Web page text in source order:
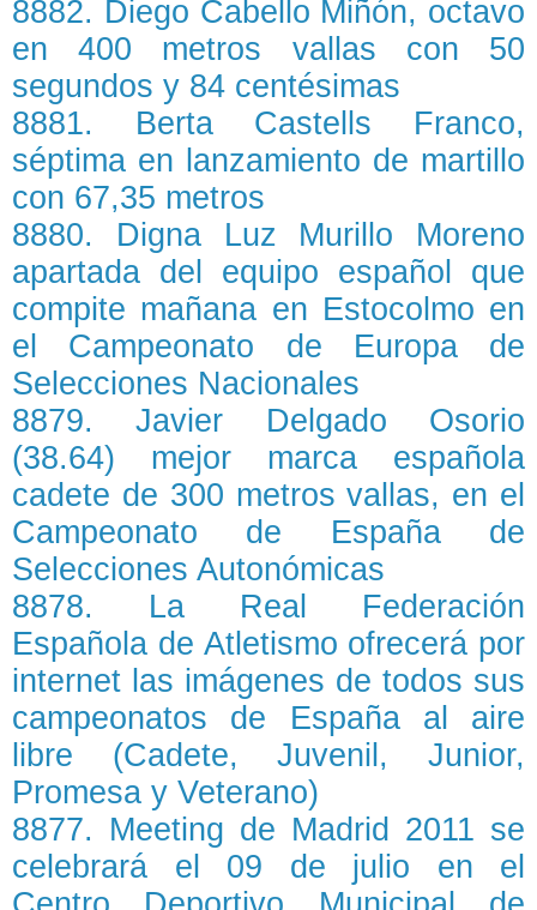
8882. Diego Cabello Miñón, octavo
en 400 metros vallas con 50
segundos y 84 centésimas
8881. Berta Castells Franco,
séptima en lanzamiento de martillo
con 67,35 metros
8880. Digna Luz Murillo Moreno
apartada del equipo español que
compite mañana en Estocolmo en
el Campeonato de Europa de
Selecciones Nacionales
8879. Javier Delgado Osorio
(38.64) mejor marca española
cadete de 300 metros vallas, en el
Campeonato de España de
Selecciones Autonómicas
8878. La Real Federación
Española de Atletismo ofrecerá por
internet las imágenes de todos sus
campeonatos de España al aire
libre (Cadete, Juvenil, Junior,
Promesa y Veterano)
8877. Meeting de Madrid 2011 se
celebrará el 09 de julio en el